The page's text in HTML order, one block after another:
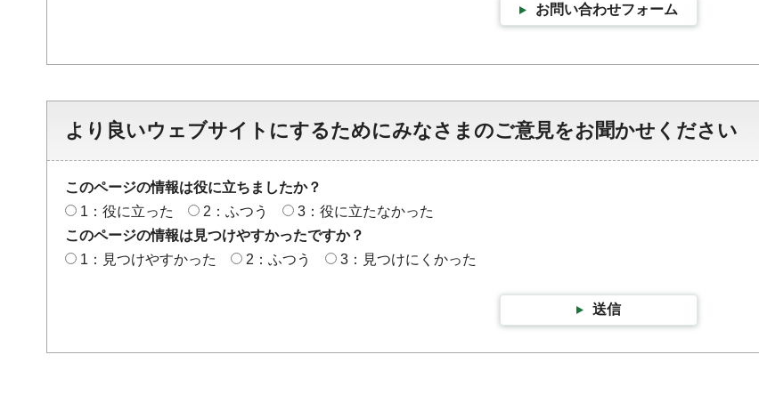
お問い合わせフォーム
より良いウェブサイトにするためにみなさまのご意見をお聞かせください
このページの情報は役に立ちましたか？
1：役に立った
2：ふつう
3：役に立たなかった
このページの情報は見つけやすかったですか？
1：見つけやすかった
2：ふつう 3：見つけにくかった
送信